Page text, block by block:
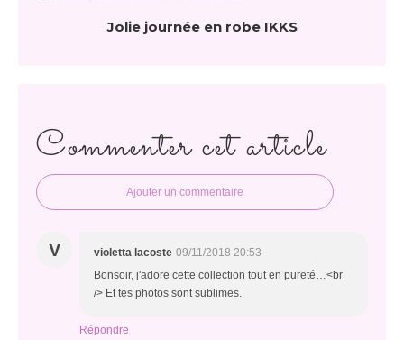
Jolie journée en robe IKKS
Commenter cet article
Ajouter un commentaire
V violetta lacoste 09/11/2018 20:53
Bonsoir, j'adore cette collection tout en pureté…<br
/> Et tes photos sont sublimes.
Répondre